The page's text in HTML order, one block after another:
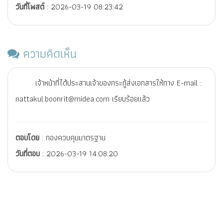
วันที่โพสต์: 2026-03-19 08:23:42
ความคิดเห็น
เจ้าหน้าที่ได้ประสานเจ้าของกระทู้ส่งเอกสารให้ทาง E-mail :
nattakul.boonrit@midea.com เรียบร้อยแล้ว
ตอบโดย : กองควบคุมมาตรฐาน
วันที่ตอบ : 2026-03-19 14:08:20